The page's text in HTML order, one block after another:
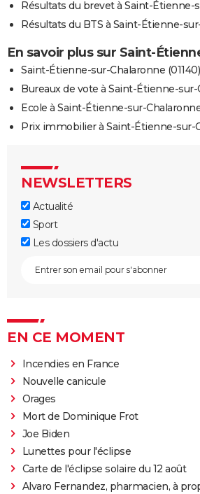
Résultats du brevet à Saint-Étienne-
Résultats du BTS à Saint-Étienne-
En savoir plus sur Saint-
Saint-Étienne-sur-Chalaronne (01140)
Bureaux de vote à Saint-Étienne-
Ecole à Saint-Étienne-sur-
Prix immobilier à Saint-Étienne-sur-
NEWSLETTERS
Actualité
Sport
Les dossiers d'actu
EN CE MOMENT
Incendies en France
Nouvelle canicule
Orages
Mort de Dominique Frot
Joe Biden
Lunettes pour l'éclipse
Carte de l'éclipse solaire du 12 août
Alvaro Fernandez, pharmacien, à